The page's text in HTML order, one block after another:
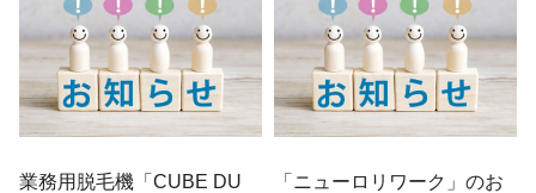
業務用脱毛機「CUBE DU
「ニューロリワーク」のお